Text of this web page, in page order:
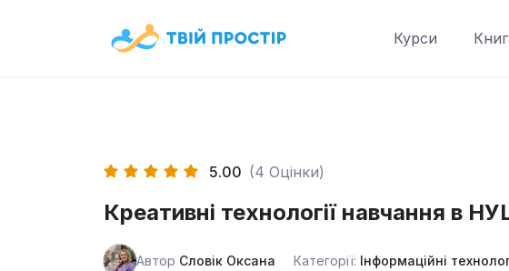
Курси
5.00 (4 Оцінки)
Креативні технології навчання в
Автор Словік Оксана Категорії: Інформаційні